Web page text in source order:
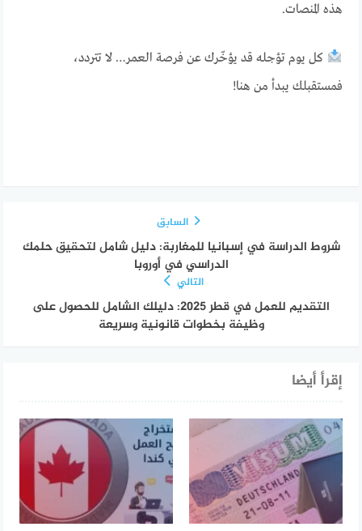
هذه المنصات.
كل يوم تؤجله قد يؤخّرك عن فرصة العمر… لا تتردد،
فمستقبلك يبدأ من هنا!
السابق
شروط الدراسة في إسبانيا للمغاربة: دليل شامل لتحقيق حلمك
الدراسي في أوروبا
التالي
التقديم للعمل في قطر 2025: دليلك الشامل للحصول على
وظيفة بخطوات قانونية وسريعة
إقرأ أيضا